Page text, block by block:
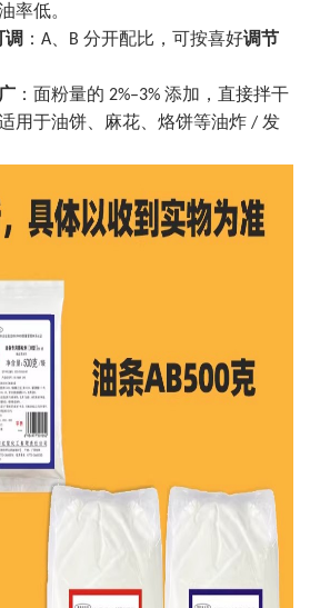
率低。
调 ： A B 分开配比，可按喜好调节
：面粉量的 2%–3% 添加，直接拌干
用于油饼、麻花、烙饼等油炸 / 发